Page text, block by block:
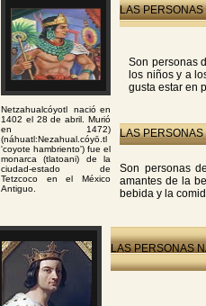
Netzahualcóyotl nació en
1402 el 28 de abril. Murió
en 1472)
(náhuatl:Nezahual.cóyō.tl
'coyote hambriento') fue el
monarca (tlatoani) de la
ciudad-estado de
Tetzcoco en el México
Antiguo.
LAS
Son personas
los niños y a
gusta estar en
LAS
Son personas
amantes de la
bebida y la
LAS PERSONAS